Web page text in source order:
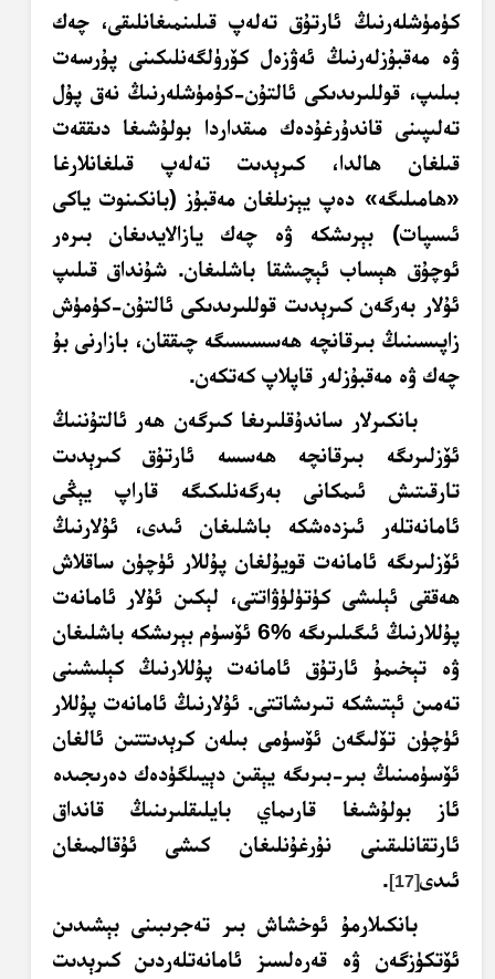
كۈمۈشلەرنىڭ ئارتۇق تەلەپ قىلىنمىغانلىقى، چەك
ۋە مەقبۇزلەرنىڭ ئەۋزەل كۆرۈلگەنلىكىنى پۇرسەت
بىلىپ، قوللىرىدىكى ئالتۇن-كۈمۈشلەرنىڭ نەق پۇل
تەلىپىنى قاندۇرغۇدەك مىقداردا بولۇشىغا دىققەت
قىلغان ھالدا،كىرېدىت تەلەپ قىلغانلارغا
«ھامىلىگە» دەپ يېزىلغان مەقبۇز (بانكىنوت ياكى
ئىسپات) بېرىشكە ۋە چەك يازالايدىغان بىرەر
ئوچۇق ھېساب ئېچىشقا باشلىغان. شۇنداق قىلىپ
ئۇلار بەرگەنكىرېدىت قوللىرىدىكى ئالتۇن-كۈمۈش
زاپىسىنىڭ بىرقانچە ھەسسىسىگە چىققان، بازارنى بۇ
چەك ۋە مەقبۇزلەر قاپلاپ كەتكەن.
بانكىرلار ساندۇقلىرىغا كىرگەن ھەر ئالتۇننىڭ
ئۆزلىرىگە بىرقانچە ھەسسە ئارتۇقكىرېدىت
تارقىتىش ئىمكانى بەرگەنلىكىگە قاراپ يېڭى
ئامانەتلەر ئىزدەشكە باشلىغان ئىدى، ئۇلارنىڭ
ئۆزلىرىگە ئامانەت قويۇلغان پۇللار ئۈچۈن ساقلاش
ھەققى ئېلىشى كۈتۈلۈۋاتتى، لېكىن ئۇلار ئامانەت
پۇللارنىڭ ئىگىلىرىگە %6 ئۆسۈم بېرىشكە باشلىغان
ۋە تېخىمۇ ئارتۇق ئامانەت پۇللارنىڭ كېلىشىنى
تەمىن ئېتىشكە تىرىشاتتى. ئۇلارنىڭ ئامانەت پۇللار
ئۈچۈن تۆلىگەن ئۆسۈمى بىلەن كرېدىتتىن ئالغان
ئۆسۈمىنىڭ بىر-بىرىگە يېقىن دېيىلگۈدەك دەرىجىدە
ئاز بولۇشىغا قارىماي بايلىقلىرىنىڭ قانداق
ئارتقانلىقىنى نۇرغۇنلىغان كىشى ئۇقالمىغان
ئىدى[17]
.
بانكىلارمۇ ئوخشاش بىر تەجرىبىنى بېشىدىن
ئۆتكۈزگەن ۋە قەرەلسىز ئامانەتلەردىنكىرېدىت